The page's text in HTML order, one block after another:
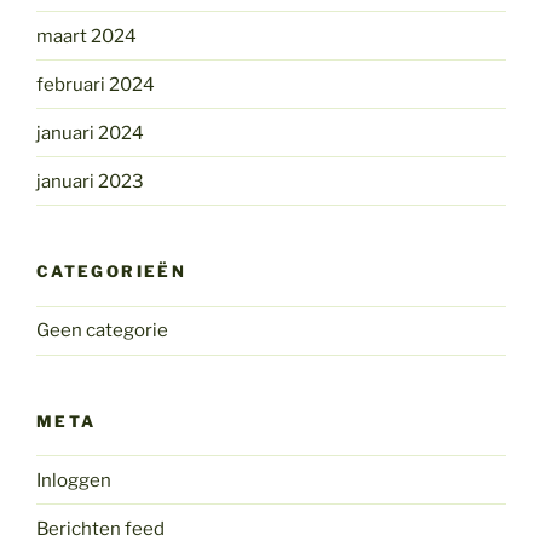
maart 2024
februari 2024
januari 2024
januari 2023
CATEGORIEËN
Geen categorie
META
Inloggen
Berichten feed